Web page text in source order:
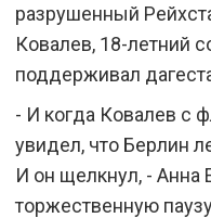
разрушенный
Ковалев, 18-летний
поддерживал
- И когда Ковалев с
увидел, что Берлин
И он щелкнул, - Анна
торжественную